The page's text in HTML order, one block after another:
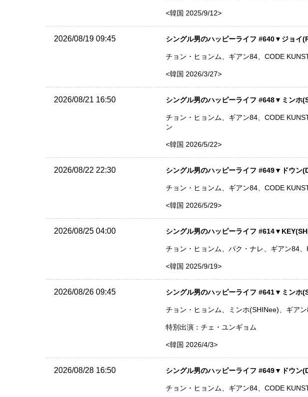
<韓国 2025/9/12>
2026/08/19 09:45 シングル男のハッピーライフ #640▼ジョイ
チョン・ヒョンム、ギアン84、CODE
<韓国 2026/3/27>
2026/08/21 16:50 シングル男のハッピーライフ #648▼ミンホ
チョン・ヒョンム、ギアン84、CODE
ン
<韓国 2026/5/22>
2026/08/22 22:30 シングル男のハッピーライフ #649▼ドウン
チョン・ヒョンム、ギアン84、CODE
<韓国 2026/5/29>
2026/08/25 04:00 シングル男のハッピーライフ
チョン・ヒョンム、パク・ナレ、ギアン84
<韓国 2025/9/19>
2026/08/26 09:45 シングル男のハッピーライフ #641▼ミンホ
チョン・ヒョンム、ミンホ(SHINee)、ギア
特別出演：チェ・ユンギョム
<韓国 2026/4/3>
2026/08/28 16:50 シングル男のハッピーライフ #649▼ドウン
チョン・ヒョンム、ギアン84、CODE